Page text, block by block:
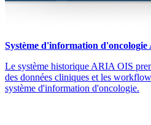
Système d'information
Le système historique ARIA OIS
des données cliniques et les
système d'information d'oncologie.